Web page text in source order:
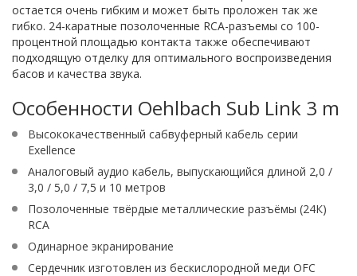
остается очень гибким и может быть проложен так же
гибко. 24-каратные позолоченные RCA-разъемы со 100-
процентной площадью контакта также обеспечивают
подходящую отделку для оптимального воспроизведения
басов и качества звука.
Особенности Oehlbach Sub Link 3 m
Высококачественный сабвуферный кабель серии
Exellence
Аналоговый аудио кабель, выпускающийся длиной 2,0 /
3,0 / 5,0 / 7,5 и 10 метров
Позолоченные твёрдые металлические разъёмы (24К)
RCA
Одинарное экранирование
Сердечник изготовлен из бескислородной меди OFC